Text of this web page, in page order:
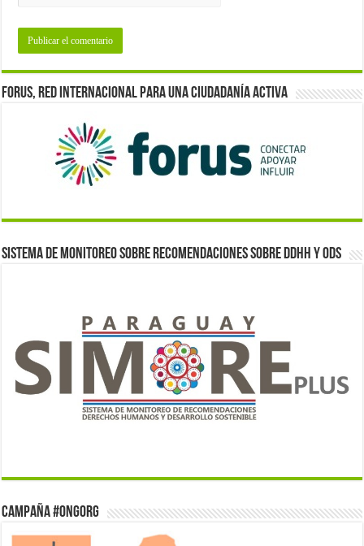
Forus, red internacional para una ciudadanía activa
Sistema de monitoreo sobre recomendaciones sobre DDHH y ODS
Campaña #ONGorg